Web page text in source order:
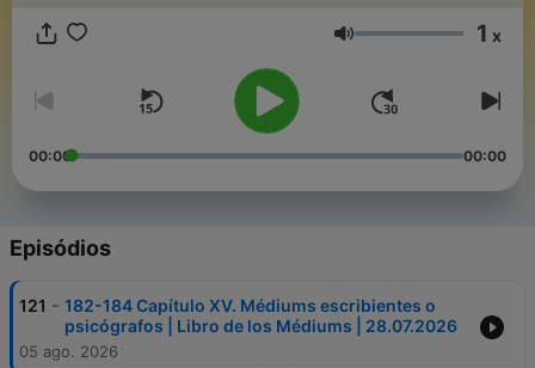
Volume 1 x
00:00 00:00
Episódios
121 - 182-184 Capítulo XV. Médiums escribientes o
psicógrafos | Libro de los Médiums | 28.07.2026
05 ago. 2026